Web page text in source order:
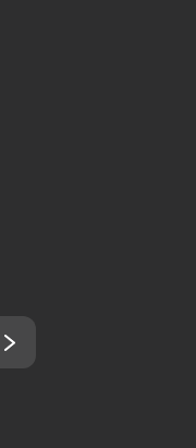
выбранный
части будут